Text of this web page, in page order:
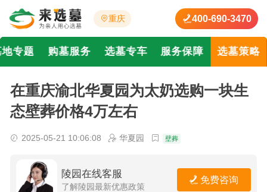
重庆 400-690-3470
地专题 购墓服务 选墓专车 服务保障 选墓策略
在重庆渝北华夏园为太奶选购一块生
态壁葬价格4万左右
2025-05-21 10:06:08 华夏园 壁葬
陵园在线客服
了解陵园最新优惠政策
免费咨询